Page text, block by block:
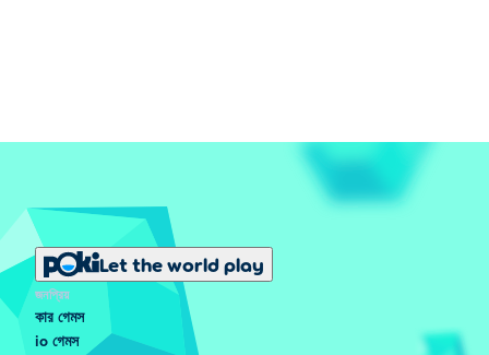
Let the world play
জনপ্রিয়
কার গেমস
io গেমস